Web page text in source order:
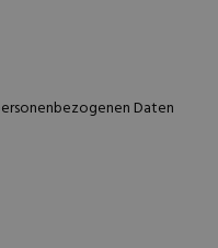
Daten